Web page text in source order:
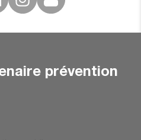
prévention